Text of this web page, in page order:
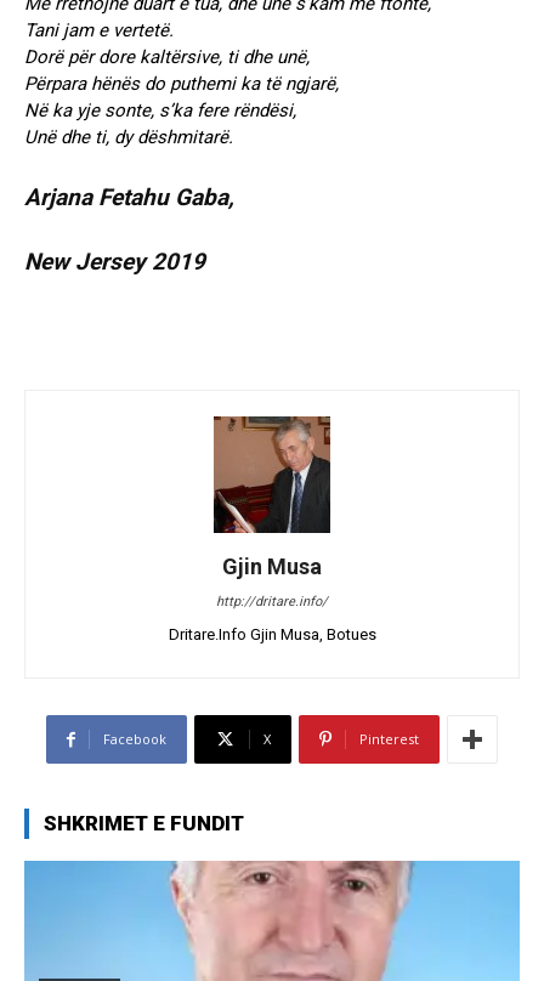
Tani jam e vertetë.
Dorë për dore kaltërsive, ti dhe unë,
Përpara hënës do puthemi ka të ngjarë,
Në ka yje sonte, s’ka fere rëndësi,
Unë dhe ti, dy dëshmitarë.
Arjana Fetahu Gaba,
New Jersey 2019
Gjin Musa
http://dritare.info/
Dritare.Info Gjin Musa, Botues
Facebook X Pinterest
SHKRIMET E FUNDIT